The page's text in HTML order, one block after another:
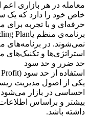
معامله در هر بازاری
خاص خود را دارد که یک
حرفه‌ای و با تجربه برای
نمی‌شوند. در برنامه‌های
استراتژی‌ها و
حد ضرر و حد سود
یکی از اصول مدیریت
احساسی در بازار
بیشتر و براساس
داشته باشد.